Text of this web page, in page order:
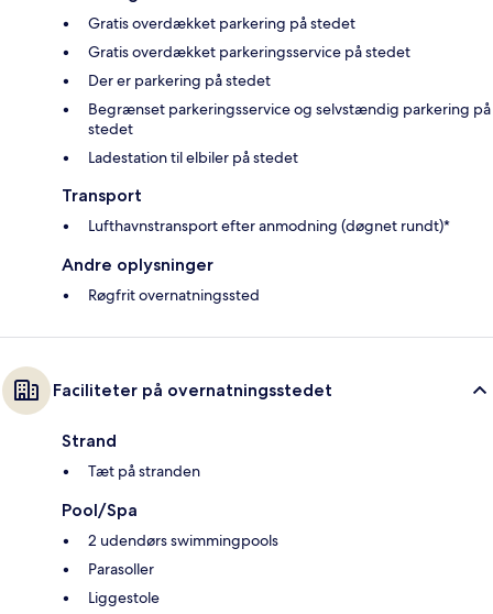
Gratis overdækket parkering på stedet
Gratis overdækket parkeringsservice på stedet
Der er parkering på stedet
Begrænset parkeringsservice og selvstændig parkering på
stedet
Ladestation til elbiler på stedet
Transport
Lufthavnstransport efter anmodning (døgnet rundt)*
Andre oplysninger
Røgfrit overnatningssted
Faciliteter på overnatningsstedet
Strand
Tæt på stranden
Pool/Spa
2 udendørs swimmingpools
Parasoller
Liggestole